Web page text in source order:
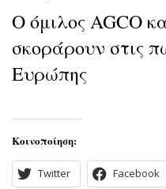
Ο όμιλος AGCO
σκοράρουν στις
Ευρώπης
Κοινοποίηση:
Twitter Facebook